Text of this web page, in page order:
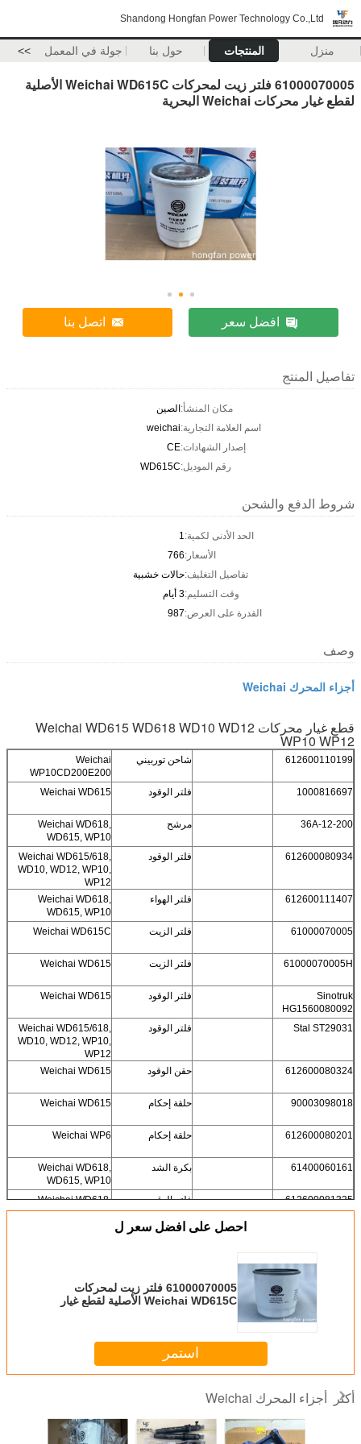
Shandong Hongfan Power Technology Co.,Ltd
منزل المنتجات حول بنا جولة في المعمل >>
61000070005 فلتر زيت لمحركات Weichai WD615C الأصلية
لقطع غيار محركات Weichai البحرية
افضل سعر اتصل بنا
تفاصيل المنتج
مكان المنشأ:الصين
اسم العلامة التجارية:weichai
إصدار الشهادات:CE
رقم الموديل:WD615C
شروط الدفع والشحن
الحد الأدنى لكمية:1
الأسعار:766
تفاصيل التغليف:حالات خشبية
وقت التسليم:3 أيام
القدرة على العرض:987
وصف
أجزاء المحرك Weichai
قطع غيار محركات Weichai WD615 WD618 WD10 WD12
WP10 WP12
612600110199 شاحن توربيني
Weichai
WP10CD200E200
1000816697
فلتر الوقود Weichai WD615
36А-12-200 مرشح
Weichai WD618,
WD615, WP10
612600080934
فلتر الوقود
Weichai WD615/618,
WD10, WD12, WP10,
WP12
612600111407
فلتر الهواء
Weichai WD618,
WD615, WP10
61000070005
فلتر الزيت Weichai WD615C
61000070005H فلتر الزيت Weichai WD615
Sinotruk
HG1560080092
فلتر الوقود Weichai WD615
Stal ST29031 فلتر الوقود
Weichai WD615/618,
WD10, WD12, WP10,
WP12
612600080324
حقن الوقود Weichai WD615
90003098018 حلقة إحكام Weichai WD615
612600080201 حلقة إحكام Weichai WP6
61400060161 بكرة الشد
Weichai WD618,
WD615, WP10
612600081335
فلتر الوقود
Weichai WD618,
WD615, WP10
احصل على افضل سعر ل
61000070005 فلتر زيت لمحركات
Weichai WD615C الأصلية لقطع غيار
استمر
أكثر أجزاء المحرك Weichai